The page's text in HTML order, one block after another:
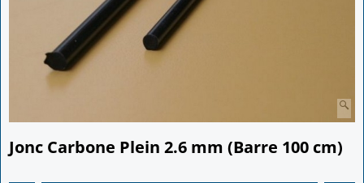
Jonc Carbone Plein 2.6 mm (Barre 100 cm)